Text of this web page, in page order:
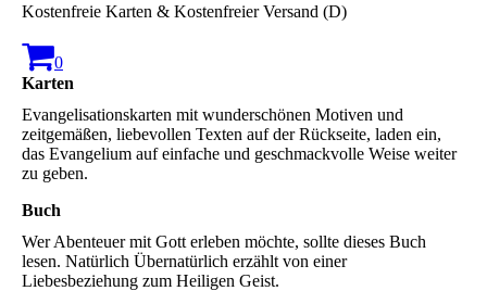
Kostenfreie Karten & Kostenfreier Versand (D)
0
Karten
Evangelisationskarten mit wunderschönen Motiven und
zeitgemäßen, liebevollen Texten auf der Rückseite, laden ein,
das Evangelium auf einfache und geschmackvolle Weise weiter
zu geben.
Buch
Wer Abenteuer mit Gott erleben möchte, sollte dieses Buch
lesen. Natürlich Übernatürlich erzählt von einer
Liebesbeziehung zum Heiligen Geist.